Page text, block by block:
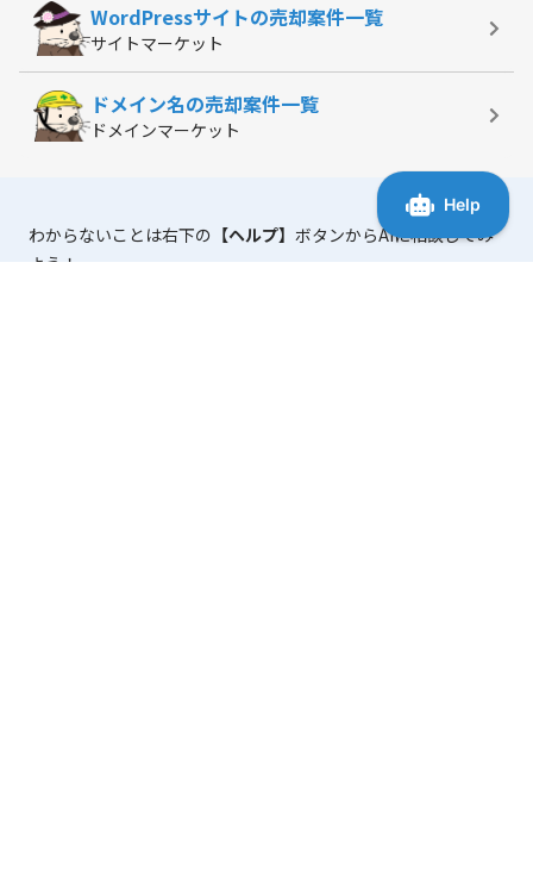
WordPressサイトの売却案件一覧
サイトマーケット
ドメイン名の売却案件一覧
ドメインマーケット
わからないことは右下の 【ヘルプ】 ボタンからAIに相談してみ
よう！